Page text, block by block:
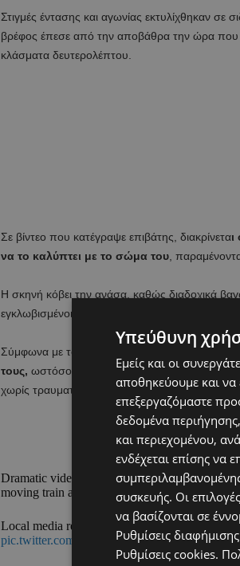
Στιγμές έντασης και αγωνίας εκτυλίχθηκαν
βρέφος έπεσε από την αποβάθρα την ώρα που
κλάσματα δευτερολέπτου.
Σε βίντεο που κατέγραψε επιβάτης, διακρίνεται
να το καλύπτει με το σώμα του,
Η σκηνή κόβει την ανάσα, καθώς διαδοχικά
εγκλωβισμένοι από κάτω.
Σύμφωνα με τοπικά μέσα ενημέρωσης,
τους, ωστόσο, παρά την επικινδυνότητα της
χωρίς τραυματισμούς.
Dramatic video from a railway station in
moving train after the child fell off the platform.
Local media reported that both escaped
pic.twitter.com/tctiHD04yB
Υπεύθυνη
Εμείς και οι
αποθηκεύουμε και
επεξεργαζόμαστε
δεδομένα
και περιεχομένου,
ενδέχεται επίσης να
συσκευής. Οι
να βασίζονται σε
Ρυθμίσεις διαφήμισης
Ρυθμίσεις cookies.